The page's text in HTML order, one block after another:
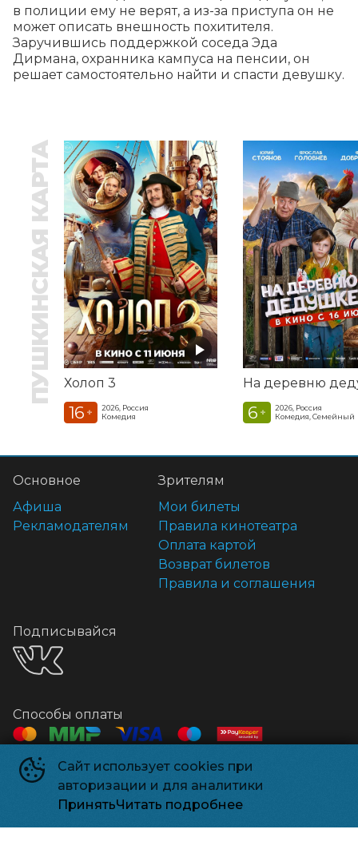
в полиции ему не верят, а из-за приступа он не
может описать внешность похитителя.
Заручившись поддержкой соседа Эда
Дирмана, охранника кампуса на пенсии, он
решает самостоятельно найти и спасти девушку.
ПУШКИНСКАЯ КАРТА Холоп 3
16 +
2026, Россия
Комедия
6 +
2026, Россия
Комедия, Семейный
Сайт использует cookies при
авторизации и для аналитики
ПринятьЧитать подробнее
Основное
Афиша
Рекламодателям
Зрителям
Мои билеты
Правила кинотеатра
Оплата картой
Возврат билетов
Правила и соглашения
Подписывайся
Способы оплаты
Контакты
+7 918 541-18-18